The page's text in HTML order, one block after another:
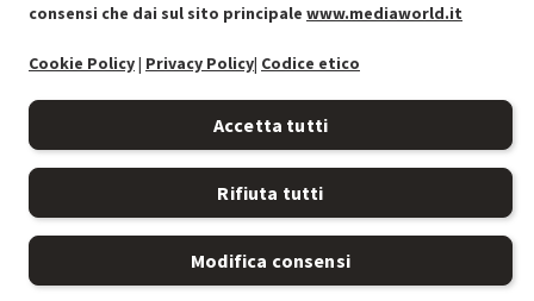
Accessibilità
consensi che dai sul sito principale www.mediaworld.it
Cookie Policy| Privacy Policy| Codice etico
Accetta tutti
Rifiuta tutti
Modifica consensi